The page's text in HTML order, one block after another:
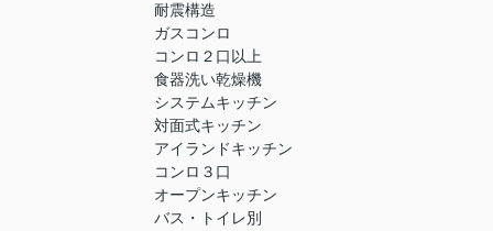
耐震構造
ガスコンロ
コンロ２口以上
食器洗い乾燥機
システムキッチン
対面式キッチン
アイランドキッチン
コンロ３口
オープンキッチン
バス・トイレ別